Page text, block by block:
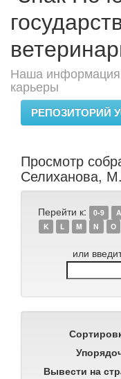
Наша
карьеры
РЕПОЗИТОРИЙ
Просмотр
Селиханова,
Перейти к: 0-9 A
K
L M N O
или
Вывести на